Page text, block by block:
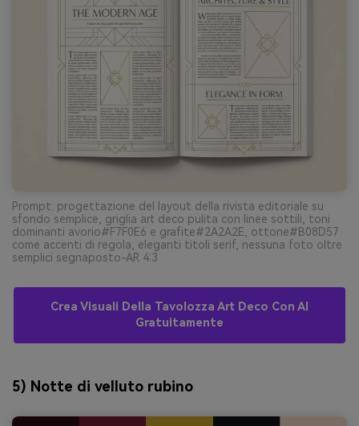
Prompt: progettazione del layout della rivista editoriale su
sfondo semplice, griglia art deco pulita con linee sottili, toni
dominanti avorio#F7F0E6 e grafite#2A2A2E, ottone#B08D57
come accenti di regola, eleganti titoli serif, nessuna foto oltre
semplici segnaposto-AR 4:3
Crea Visuali Della Tavolozza Art Deco Con AI
Gratuitamente
5) Notte di velluto rubino